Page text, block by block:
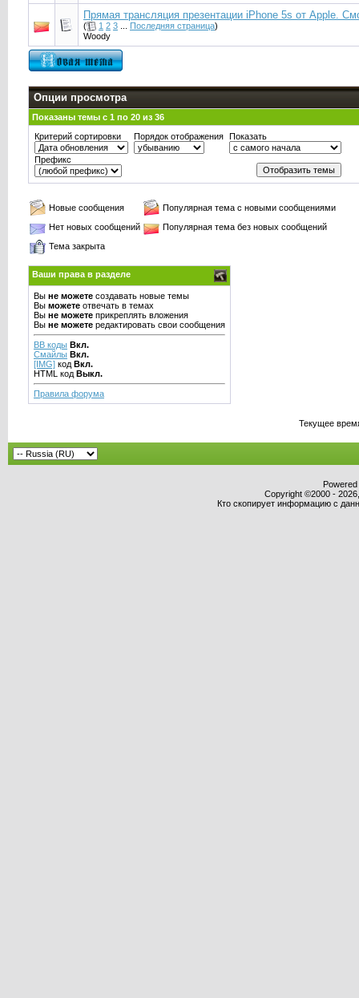
Прямая трансляция презентации iPhone 5s от Apple.
( 1 2 3... Последняя страница)
Woody
Опции просмотра
Показаны темы с 1 по 20 из 36
Критерий сортировки
Порядок отображения Показать
Префикс
Новые сообщения
Популярная тема с новыми сообщениями
Нет новых сообщений
Популярная тема без новых сообщений
Тема закрыта
Ваши права в разделе
Вы не можетесоздавать новые темы
Вы можетеотвечать в темах
Вы не можетеприкреплять вложения
Вы не можетередактировать свои сообщения
BB коды Вкл.
Смайлы Вкл.
[IMG]код Вкл.
HTML код Выкл.
Правила форума
Текущее
Copyright ©2000 -
Кто скопирует информацию с